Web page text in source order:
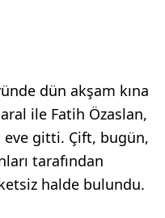
dün akşam kına
ile Fatih Özaslan,
eve gitti. Çift, bugün,
tarafından
halde bulundu.